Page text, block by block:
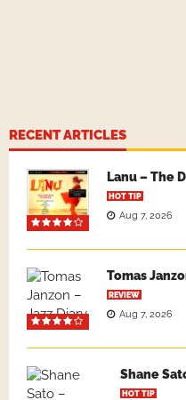
RECENT ARTICLES
Lanu – The
HOT TIP
Aug 7, 2026
Tomas
REVIEW
Aug 7, 2026
Shane
HOT TIP